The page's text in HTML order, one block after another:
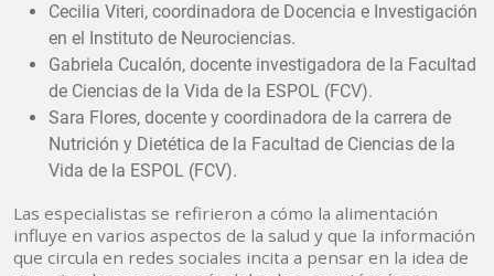
Cecilia Viteri, coordinadora de Docencia e Investigación
en el Instituto de Neurociencias.
Gabriela Cucalón, docente investigadora de la Facultad
de Ciencias de la Vida de la ESPOL (FCV).
Sara Flores, docente y coordinadora de la carrera de
Nutrición y Dietética de la Facultad de Ciencias de la
Vida de la ESPOL (FCV).
Las especialistas se refirieron a cómo la alimentación
influye en varios aspectos de la salud y que la información
que circula en redes sociales incita a pensar en la idea de